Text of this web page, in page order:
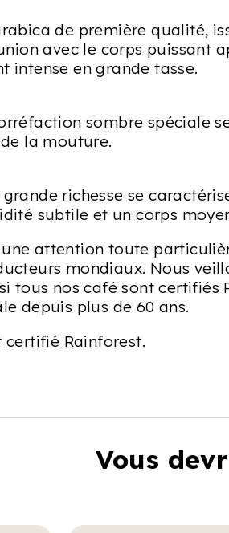
de première qualité,
avec le corps puissant
intense en grande tasse.
sombre spéciale
la mouture.
grande richesse se
subtile et un corps
attention toute
mondiaux. Nous
tous nos café sont certifiés
depuis plus de 60 ans.
certifié Rainforest.
Vous